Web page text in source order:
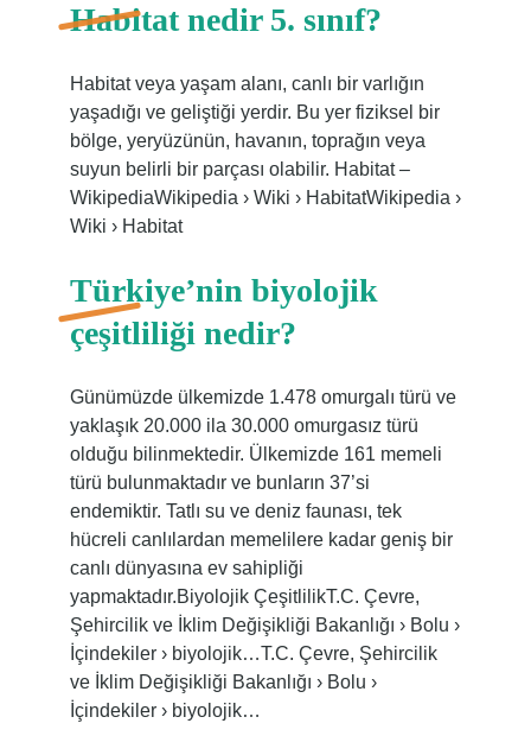
Habitat nedir 5. sınıf?
Habitat veya yaşam alanı, canlı bir varlığın
yaşadığı ve geliştiği yerdir. Bu yer fiziksel bir
bölge, yeryüzünün, havanın, toprağın veya
suyun belirli bir parçası olabilir. Habitat –
WikipediaWikipedia › Wiki › HabitatWikipedia ›
Wiki › Habitat
Türkiye’nin biyolojik
çeşitliliği nedir?
Günümüzde ülkemizde 1.478 omurgalı türü ve
yaklaşık 20.000 ila 30.000 omurgasız türü
olduğu bilinmektedir. Ülkemizde 161 memeli
türü bulunmaktadır ve bunların 37’si
endemiktir. Tatlı su ve deniz faunası, tek
hücreli canlılardan memelilere kadar geniş bir
canlı dünyasına ev sahipliği
yapmaktadır.Biyolojik ÇeşitlilikT.C. Çevre,
Şehircilik ve İklim Değişikliği Bakanlığı › Bolu ›
İçindekiler › biyolojik…T.C. Çevre, Şehircilik
ve İklim Değişikliği Bakanlığı › Bolu ›
İçindekiler › biyolojik…